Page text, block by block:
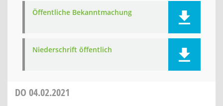
Öffentliche Bekanntmachung
Niederschrift öffentlich
DO 04.02.2021